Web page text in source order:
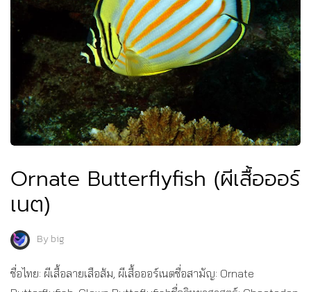
Ornate Butterflyfish (ผีเสื้อออร์
เนต)
Bybig
ชื่อไทย: ผีเสื้อลายเสือส้ม, ผีเสื้อออร์เนตชื่อสามัญ: Ornate